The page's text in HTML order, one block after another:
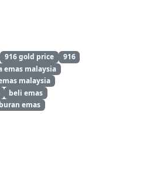
916 gold price
916
emas malaysia
malaysia
beli emas
emas